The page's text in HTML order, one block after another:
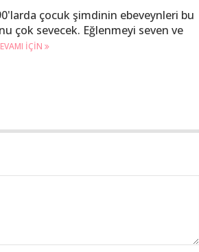
çocuk şimdinin ebeveynleri bu
çok sevecek. Eğlenmeyi seven ve
IÇIN